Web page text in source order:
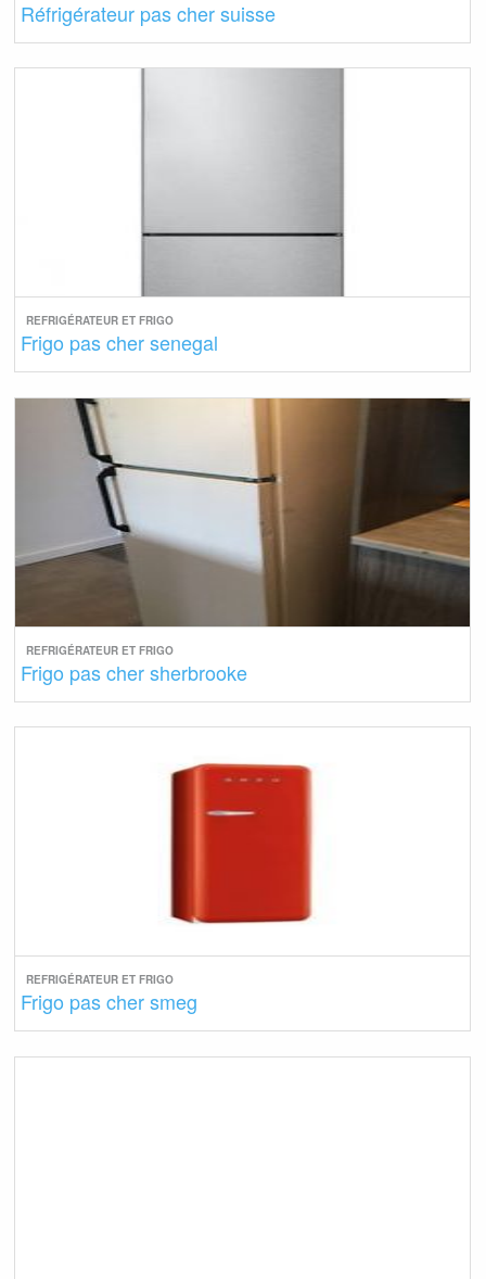
Réfrigérateur pas cher suisse
REFRIGÉRATEUR ET FRIGO
Frigo pas cher senegal
REFRIGÉRATEUR ET FRIGO
Frigo pas cher sherbrooke
REFRIGÉRATEUR ET FRIGO
Frigo pas cher smeg